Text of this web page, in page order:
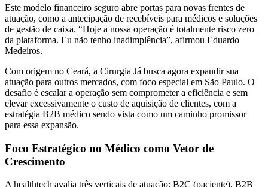
Este modelo financeiro seguro abre portas para novas frentes de
atuação, como a antecipação de recebíveis para médicos e soluções
de gestão de caixa. “Hoje a nossa operação é totalmente risco zero
da plataforma. Eu não tenho inadimplência”, afirmou Eduardo
Medeiros.
Com origem no Ceará, a Cirurgia Já busca agora expandir sua
atuação para outros mercados, com foco especial em São Paulo. O
desafio é escalar a operação sem comprometer a eficiência e sem
elevar excessivamente o custo de aquisição de clientes, com a
estratégia B2B médico sendo vista como um caminho promissor
para essa expansão.
Foco Estratégico no Médico como Vetor de
Crescimento
A healthtech avalia três verticais de atuação: B2C (paciente), B2B